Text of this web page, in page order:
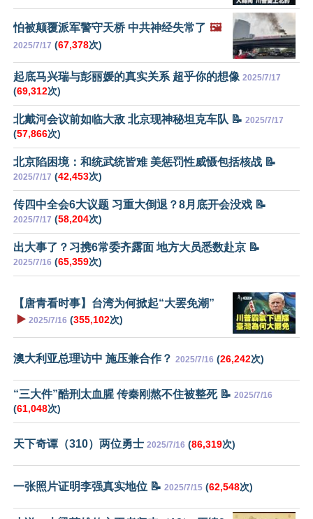
怕被颠覆派军警守天桥 中共神经失常了 🖼️
2025/7/17 (67,378次)
起底马兴瑞与彭丽媛的真实关系 超乎你的想像 2025/7/17
(69,312次)
北戴河会议前如临大敌 北京现神秘坦克车队 📝 2025/7/17
(57,866次)
北京陷困境：和统武统皆难 美惩罚性威慑包括核战 📝
2025/7/17 (42,453次)
传四中全会6大议题 习重大倒退？8月底开会没戏 📝
2025/7/17 (58,204次)
出大事了？习携6常委齐露面 地方大员悉数赴京 📝
2025/7/16 (65,359次)
【唐青看时事】台湾为何掀起“大罢免潮”
▶️ 2025/7/16 (355,102次)
澳大利亚总理访中 施压兼合作？ 2025/7/16 (26,242次)
“三大件”酷刑太血腥 传秦刚熬不住被整死 📝 2025/7/16
(61,048次)
天下奇谭（310）两位勇士 2025/7/16 (86,319次)
一张照片证明李强真实地位 📝 2025/7/15 (62,548次)